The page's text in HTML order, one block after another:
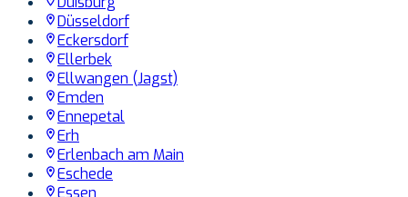
Düsseldorf
Eckersdorf
Ellerbek
Ellwangen (Jagst)
Emden
Ennepetal
Erh
Erlenbach am Main
Eschede